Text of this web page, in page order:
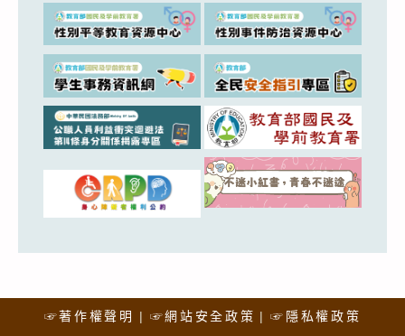
☞著作權聲明 ☞網站安全政策 ☞隱私權政策